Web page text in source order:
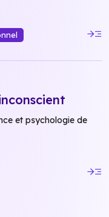
read_more
et psychologie de
read_more